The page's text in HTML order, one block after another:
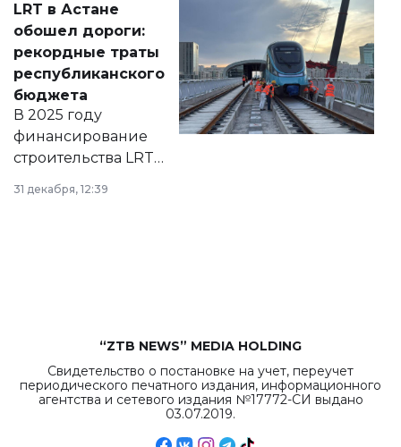
документ
появился в базе
нормативных
правовых актов и
на сайте маслихат
города.
LRT в Астане
обошел дороги:
рекордные траты
республиканского
бюджета
В 2025 году
финансирование
строительства LRT
в Астане из
республиканского
31 декабря, 12:39
“ZTB NEWS” MEDIA HOLDING
Свидетельство о постановке на учет, переучет
периодического печатного издания, информационного
агентства и сетевого издания №17772-СИ выдано
03.07.2019.